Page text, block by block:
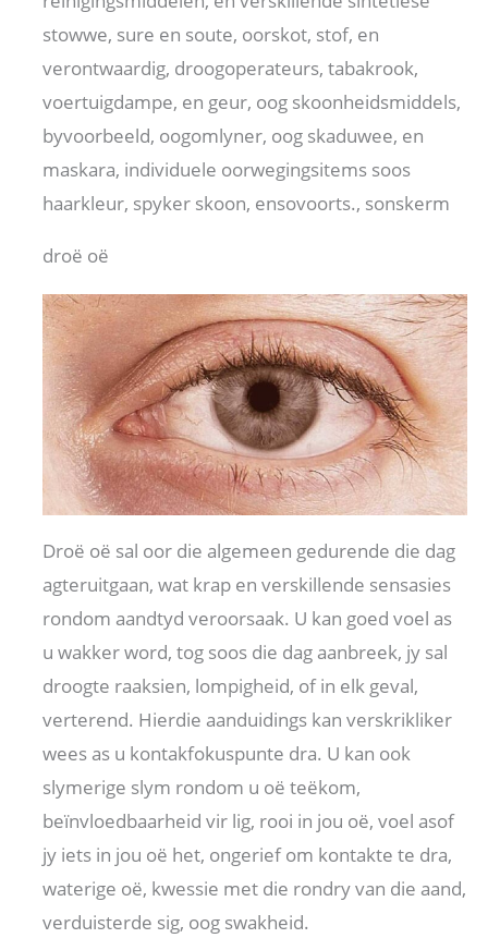
stowwe, sure en soute, oorskot, stof, en
verontwaardig, droogoperateurs, tabakrook,
voertuigdampe, en geur, oog skoonheidsmiddels,
byvoorbeeld, oogomlyner, oog skaduwee, en
maskara, individuele oorwegingsitems soos
haarkleur, spyker skoon, ensovoorts., sonskerm
droë oë
Droë oë sal oor die algemeen gedurende die dag
agteruitgaan, wat krap en verskillende sensasies
rondom aandtyd veroorsaak. U kan goed voel as
u wakker word, tog soos die dag aanbreek, jy sal
droogte raaksien, lompigheid, of in elk geval,
verterend. Hierdie aanduidings kan verskrikliker
wees as u kontakfokuspunte dra. U kan ook
slymerige slym rondom u oë teëkom,
beïnvloedbaarheid vir lig, rooi in jou oë, voel asof
jy iets in jou oë het, ongerief om kontakte te dra,
waterige oë, kwessie met die rondry van die aand,
verduisterde sig, oog swakheid.